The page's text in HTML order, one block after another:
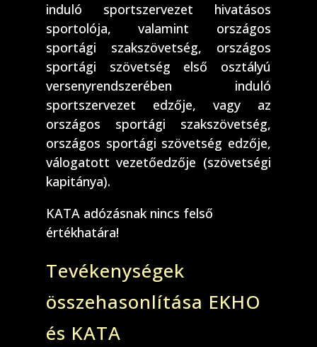
induló sportszervezet hivatásos
sportolója, valamint országos
sportági szakszövetség, országos
sportági szövetség első osztályú
versenyrendszerében induló
sportszervezet edzője, vagy az
országos sportági szakszövetség,
országos sportági szövetség edzője,
válogatott vezetőedzője (szövetségi
kapitánya).
KATA adózásnak nincs felső
értékhatára!
Tevékenységek
összehasonlítása EKHO
és KATA